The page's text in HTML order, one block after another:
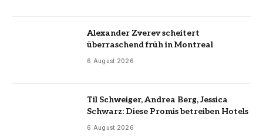
Alexander Zverev scheitert
überraschend früh in Montreal
6 August 2026
Til Schweiger, Andrea Berg, Jessica
Schwarz: Diese Promis betreiben Hotels
6 August 2026